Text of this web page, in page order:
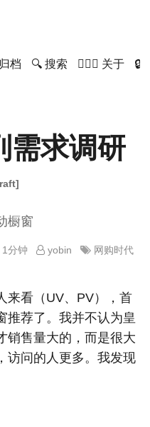
档 🔍 搜索 🙋🏻‍♂️ 关于 🔒
需求调研
橱窗
1分钟 yobin
网购时代
来看（UV、PV），首
推荐了。我并不认为皇
销售量大的，而是很大
访问的人更多。我发现